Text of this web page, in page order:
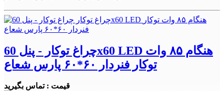
چراغ توکار - پنل 60x60 LED هنگام ۸۵ وات
توکار فنردار ۶۰*۶۰ پارس شعاع
قیمت : تماس بگیرید